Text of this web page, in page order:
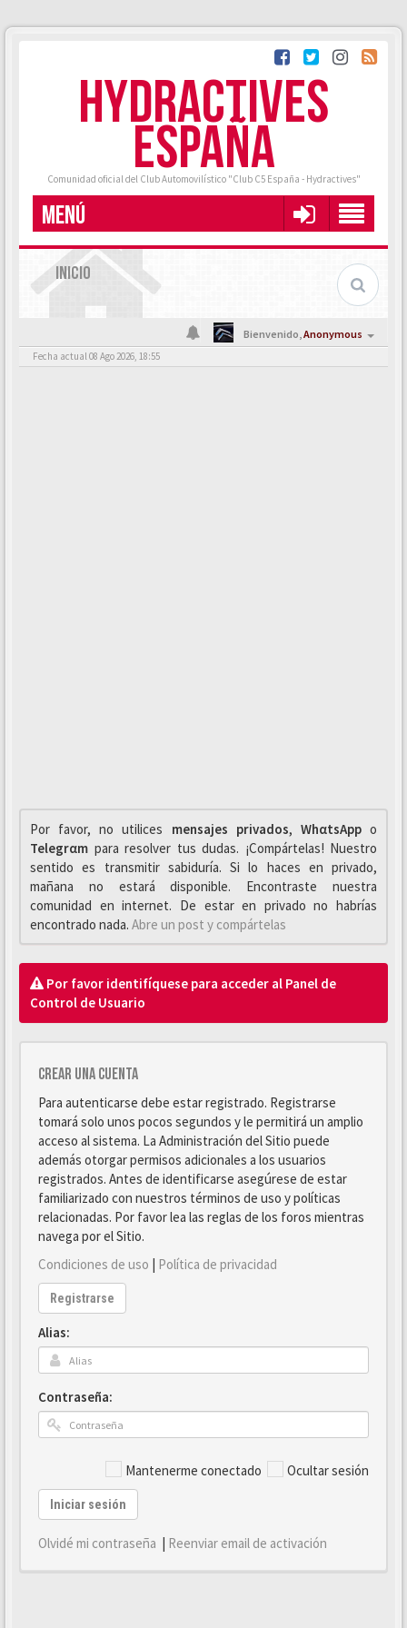
HYDRACTIVES
ESPAÑA
Comunidad oficial del Club Automovilístico "Club C5 España - Hydractives"
MENÚ
INICIO
Bienvenido,Anonymous
Fecha actual 08 Ago 2026, 18:55
Por favor, no utilices mensajes privados, WhαtsAppo
Telegrαm para resolver tus dudas. ¡Compártelas! Nuestro
sentido es transmitir sabiduría. Si lo haces en privado,
mañana no estará disponible. Encontraste nuestra
comunidad en internet. De estar en privado no habrías
encontrado nada. Abre un post y compártelas
Por favor identifíquese para acceder al Panel de
Control de Usuario
Crear una cuenta
Para autenticarse debe estar registrado. Registrarse
tomará solo unos pocos segundos y le permitirá un amplio
acceso al sistema. La Administración del Sitio puede
además otorgar permisos adicionales a los usuarios
registrados. Antes de identificarse asegúrese de estar
familiarizado con nuestros términos de uso y políticas
relacionadas. Por favor lea las reglas de los foros mientras
navega por el Sitio.
Condiciones de uso | Política de privacidad
Registrarse
Alias:
Contraseña:
Mantenerme conectado Ocultar sesión
Iniciar sesión
Olvidé mi contraseña | Reenviar email de activación